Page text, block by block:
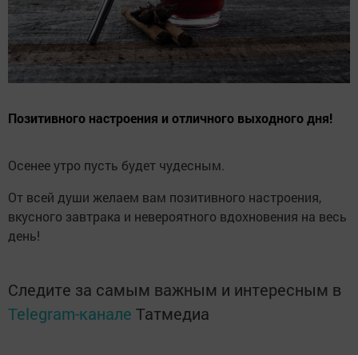
Позитивного настроения и отличного выходного дня!
Осенее утро пусть будет чудесным.
От всей души желаем вам позитивного настроения,
вкусного завтрака и невероятного вдохновения на весь
день!
Следите за самым важным и интересным в
Telegram-канале Татмедиа